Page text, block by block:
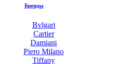
Бренды
Bvlgari
Cartier
Damiani
Piero Milano
Tiffany